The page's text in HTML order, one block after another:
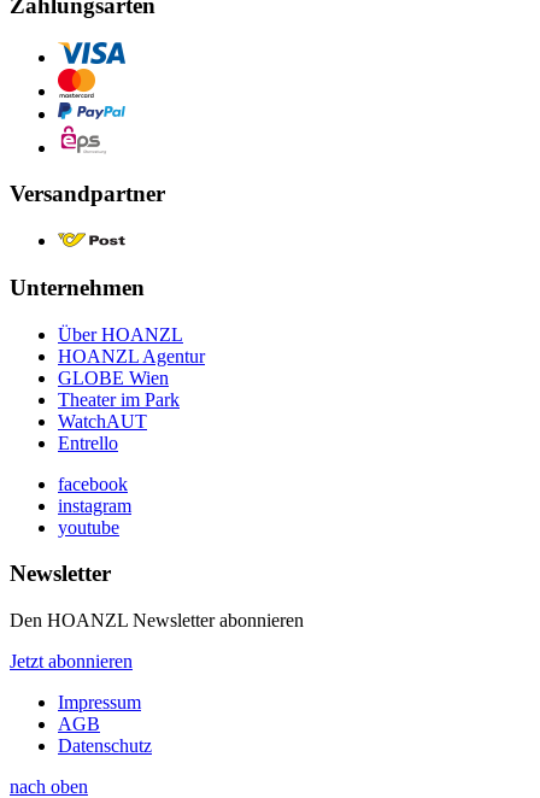
Zahlungsarten
Versandpartner
Unternehmen
Über HOANZL
HOANZL Agentur
GLOBE Wien
Theater im Park
WatchAUT
Entrello
facebook
instagram
youtube
Newsletter
Den HOANZL Newsletter abonnieren
Jetzt abonnieren
Impressum
AGB
Datenschutz
nach oben